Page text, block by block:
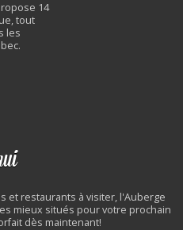
14
tout
les
et restaurants à visiter, l'Auberge
mieux situés pour votre prochain
dès maintenant!